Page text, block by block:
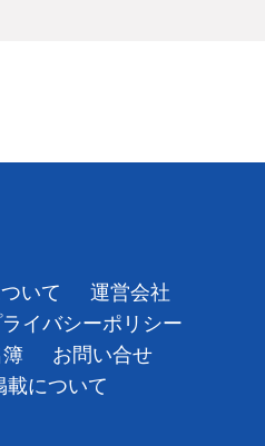
いて
運営会社
イバシーポリシー
お問い合せ
載について